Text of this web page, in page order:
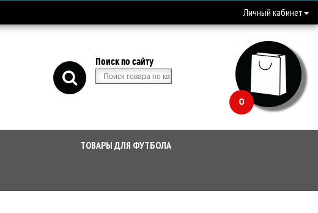
Личный кабинет
Поиск по сайту
0
ТОВАРЫ ДЛЯ ФУТБОЛА